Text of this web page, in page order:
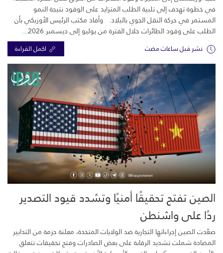
في خطوة تهدف إلى تلبية الطلب المتزايد على الوقود نتيجة النمو
المستمر في حركة النقل الجوي بالبلاد. وأفاد مكتب الرئيس الأوزبكي بأن
الطلب على وقود الطائرات خلال الفترة من يوليو إلى ديسمبر 2026...
نشر قبل ساعات مضت اكمل القراءة
الصين تفتح تحقيقًا أمنيًا وتشدد قيود التصدير
ردًا على واشنطن
صعّدت الصين إجراءاتها التجارية ضد الولايات المتحدة، معلنة حزمة من التدابير
المضادة شملت تشديد الرقابة على بعض الصادرات وفتح تحقيقات تتعلق